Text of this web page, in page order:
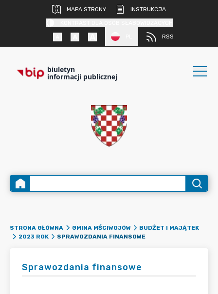
MAPA STRONY
INSTRUKCJA
RSS
biuletyn
informacji publicznej
STRONA GŁÓWNA GMINA MŚCIWOJÓW
BUDŻET I MAJĄTEK
2023 ROK
SPRAWOZDANIA FINANSOWE
Sprawozdania finansowe